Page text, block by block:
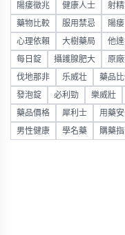
陽痿徵兆 健康人士 射
藥物比較 服用禁忌 陽
心理依賴 大樹藥局 他
每日錠 攝護腺肥大 原
伐地那非 乐威壮 藥品比
發泡錠 必利勁 樂威壯
藥品價格 犀利士 用藥
男性健康 學名藥 購藥